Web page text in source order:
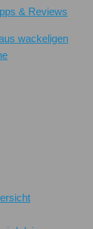
& Reviews
wackeligen